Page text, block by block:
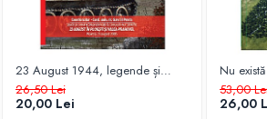
23 August 1944, legende și
adevăr. Controverse și evaluări
26,50 Lei
20,00 Lei
Nu
53,00
26,00